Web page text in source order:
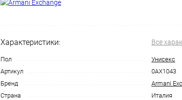
Характеристики: Все
Пол
Унисекс
Артикул
0AX1043
Бренд
Armani
Страна
Италия